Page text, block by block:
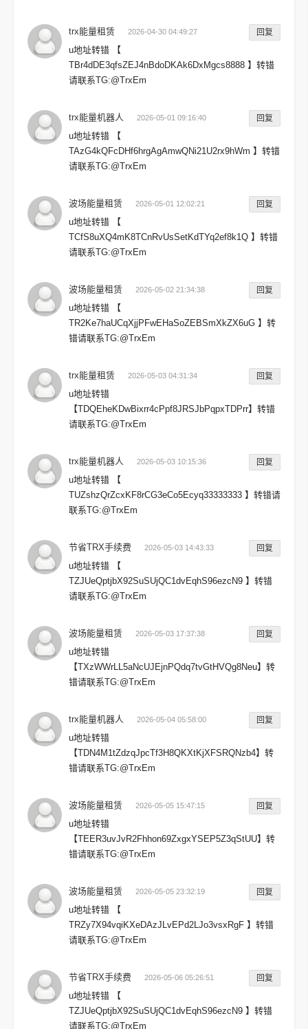
trx能量租赁 2026-04-30 04:49:27 回复
u地址转错 【
TBr4dDE3qfsZEJ4nBdoDKAk6DxMgcs8888 】转错
请联系TG:@TrxEm
trx能量机器人 2026-05-01 09:16:40 回复
u地址转错 【
TAzG4kQFcDHf6hrgAgAmwQNi21U2rx9hWm 】转错
请联系TG:@TrxEm
波场能量租赁 2026-05-01 12:02:21 回复
u地址转错 【
TCfS8uXQ4mK8TCnRvUsSetKdTYq2ef8k1Q 】转错
请联系TG:@TrxEm
波场能量租赁 2026-05-02 21:34:38 回复
u地址转错 【
TR2Ke7haUCqXjjPFwEHaSoZEBSmXkZX6uG 】转
错请联系TG:@TrxEm
trx能量租赁 2026-05-03 04:31:34 回复
u地址转错
【TDQEheKDwBixrr4cPpf8JRSJbPqpxTDPrr】转错
请联系TG:@TrxEm
trx能量机器人 2026-05-03 10:15:36 回复
u地址转错 【
TUZshzQrZcxKF8rCG3eCo5Ecyq33333333 】转错请
联系TG:@TrxEm
节省TRX手续费 2026-05-03 14:43:33 回复
u地址转错 【
TZJUeQptjbX92SuSUjQC1dvEqhS96ezcN9 】转错
请联系TG:@TrxEm
波场能量租赁 2026-05-03 17:37:38 回复
u地址转错
【TXzWWrLL5aNcUJEjnPQdq7tvGtHVQg8Neu】转
错请联系TG:@TrxEm
trx能量机器人 2026-05-04 05:58:00 回复
u地址转错
【TDN4M1tZdzqJpcTf3H8QKXtKjXFSRQNzb4】转
错请联系TG:@TrxEm
波场能量租赁 2026-05-05 15:47:15 回复
u地址转错
【TEER3uvJvR2Fhhon69ZxgxYSEP5Z3qStUU】转
错请联系TG:@TrxEm
波场能量租赁 2026-05-05 23:32:19 回复
u地址转错 【
TRZy7X94vqiKXeDAzJLvEPd2LJo3vsxRgF 】转错
请联系TG:@TrxEm
节省TRX手续费 2026-05-06 05:26:51 回复
u地址转错 【
TZJUeQptjbX92SuSUjQC1dvEqhS96ezcN9 】转错
请联系TG:@TrxEm